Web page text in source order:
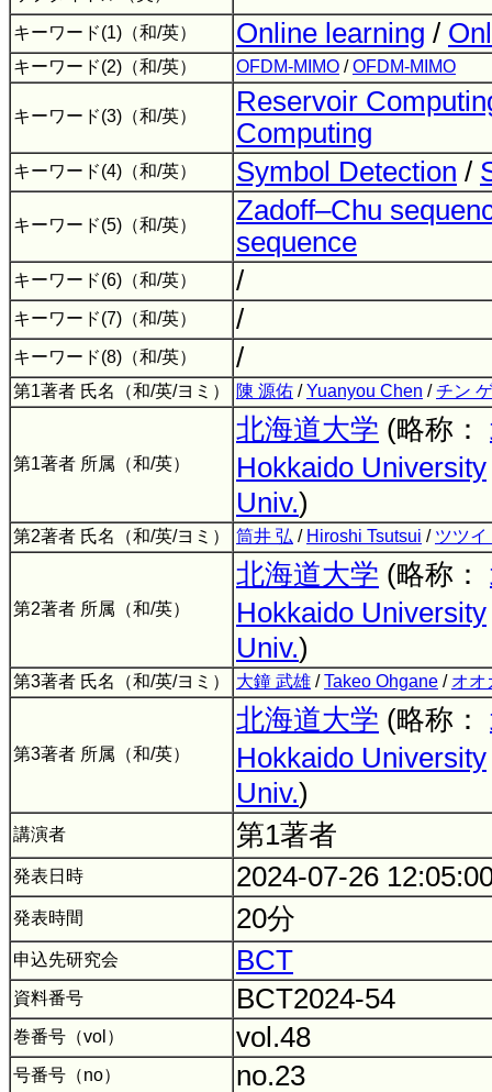
キーワード(1)（和/英） Online learning /
キーワード(2)（和/英） OFDM-MIMO /OFDM-MIMO
キーワード(3)（和/英）
Reservoir
Computing
キーワード(4)（和/英） Symbol Detection /
キーワード(5)（和/英）
Zadoff–Chu
sequence
キーワード(6)（和/英） /
キーワード(7)（和/英） /
キーワード(8)（和/英） /
第1著者 氏名（和/英/ヨミ） 陳 源佑 /Yuanyou Chen /チン
第1著者 所属（和/英）
北海道大学 (略称：
Hokkaido University
Univ.)
第2著者 氏名（和/英/ヨミ） 筒井 弘 / Hiroshi Tsutsui / ツツイ
第2著者 所属（和/英）
北海道大学 (略称：
Hokkaido University
Univ.)
第3著者 氏名（和/英/ヨミ） 大鐘 武雄 /Takeo Ohgane / オオ
第3著者 所属（和/英）
北海道大学 (略称：
Hokkaido University
Univ.)
講演者 第1著者
発表日時 2024-07-26
発表時間 20分
申込先研究会 BCT
資料番号 BCT2024-54
巻番号（vol） vol.48
号番号（no） no.23